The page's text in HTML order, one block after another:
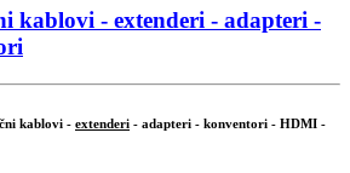
kablovi - extenderi - adapteri -
kablovi - extenderi - adapteri - konventori - HDMI -